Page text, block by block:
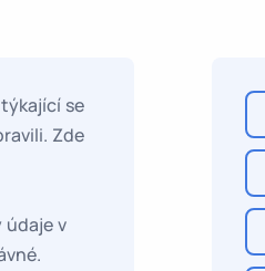
se
Zde
v